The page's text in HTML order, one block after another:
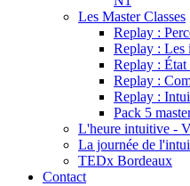
Les Master Classes
Replay :
Replay : Les
Replay :
Replay :
Replay :
Pack 5
L'heure intuitive -
La journée de
TEDx Bordeaux
Contact